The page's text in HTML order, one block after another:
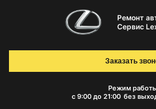
Ремонт
Сервис
Режим
с 9:00 до 21:00 без
Заказать